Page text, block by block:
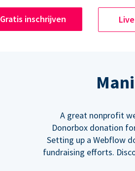
Gratis inschrijven
A great nonprofit
Donorbox donation
Setting up a Webflow
fundraising efforts.